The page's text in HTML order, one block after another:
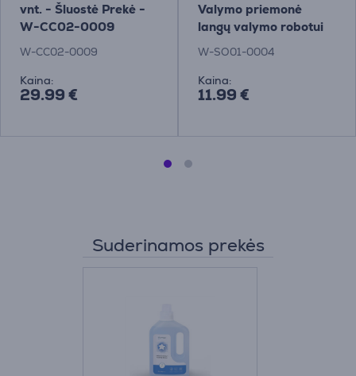
vnt. - Šluostė Prekė -
W-CC02-0009
W-CC02-0009
Kaina:
29.99 €
Valymo priemonė
langų valymo robotui
Winbot
W-SO01-0004
Kaina:
11.99 €
Suderinamos prekės